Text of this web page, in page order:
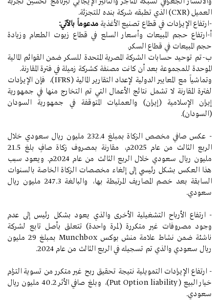
العميل (CXR) الذي تطبقه شركة بنده للتجزئة.
-ارتفاع الإيرادات في قطاع تصنيع الأغذية مدعوماً بالآتي:
أ‌-ارتفاع حجم المبيعات وأسعار السلع في قطاع زيوت الطعام وزيادة
حجم المبيعات في قطاع السكر.
ب‌-تم توحيد حسابات الشركة المصرية المتحدة للسكر ضمن القوائم المالية
الموحدة للمجموعة بعد أن كانت مصنفة كشركة زميلة في فترة المقارنة.
وتماشياً مع المعايير الدولية لإعداد التقارير المالية (IFRS)، فإن الإيرادات
لفترة المقارنة لا تشمل نتائج الأعمال التي تم التخارج منها في جمهورية
إيران الإسلامية (إيران) والعمليات المتوقفة في جمهورية السودان
(السودان).
-
عكس صافي مخصص الزكاة بمبلغ 232.4 مليون ريال سعودي خلال
الربع الثالث من عام 2025م، مقارنة بمصروف زكاة صافٍ بلغ 21.5
مليون ريال سعودي خلال الربع الثالث من عام 2024م. ويعود سبب
هذا العكس بشكل رئيسي إلى إلغاء مخصصات الزكاة الخاصة بالسنوات
السابقة بعد خصم المصاريف المرتبطة بها، والبالغة 247.3 مليون ريال
سعودي.
- ارتفاع الأرباح التشغيلية الأخرى والذي يعود بشكل رئيس إلى عدم
وجود مصروفات غير متكررة (لمرة واحدة) تتعلق بأصل تابع لشركة
ناشئة ضمن نشاط علامة منش بوكس Munchbox بمبلغ 29 مليون
ريال سعودي والذي تم تسجيله في الربع الثالث من عام 2024.
- ارتفاع الإيرادات التمويلية نتيجة تحقيق ربح غير متكرر من تسوية التزام
خيار البيع (Put Option liability)، وبلغ صافي الأثر 40.2 مليون ريال
سعودي.